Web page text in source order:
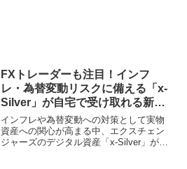
FXトレーダーも注目！インフ
レ・為替変動リスクに備える「x-
Silver」が自宅で受け取れる新サ
ービス開始！
インフレや為替変動への対策として実物
資産への関心が高まる中、エクスチェン
ジャーズのデジタル資産「x-Silver」が銀